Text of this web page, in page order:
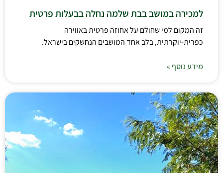
למכירה במושב בבת שלמה נחלה בבעלות פרטית
זה המקום למי שחולם על אחוזה פרטית באווירה
כפרית-יוקרתית, בלב אחד המושבים הנחשקים בישראל.
מידע נוסף »